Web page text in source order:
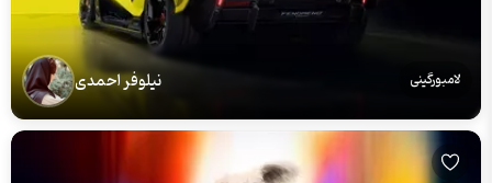
لامبورگینی نیلوفر احمدی